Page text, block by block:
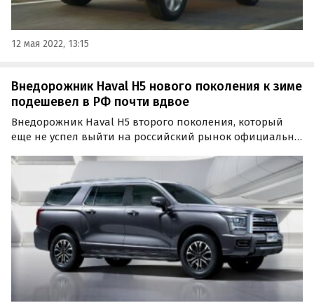
12 мая 2022, 13:15
Внедорожник Haval H5 нового поколения к зиме
подешевел в РФ почти вдвое
Внедорожник Haval H5 второго поколения, который
еще не успел выйти на российский рынок официально,
раза.